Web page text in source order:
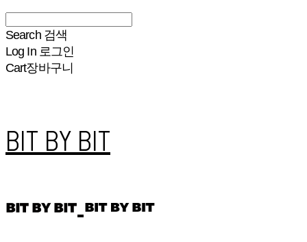
Search 검색
Log In 로그인
Cart장바구니
BIT BY BIT